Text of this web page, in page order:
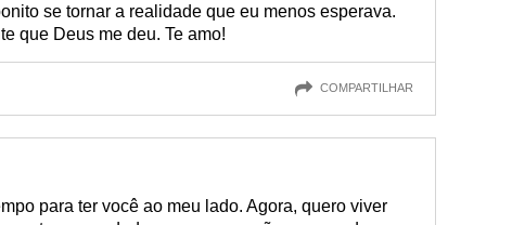
se tornar a realidade que eu menos esperava.
que Deus me deu. Te amo!
COMPARTILHAR
para ter você ao meu lado. Agora, quero viver